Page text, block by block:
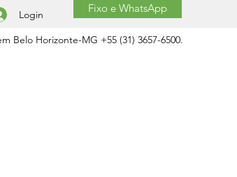
Login Fixo e WhatsApp
Belo Horizonte-MG +55 (31) 3657-6500.